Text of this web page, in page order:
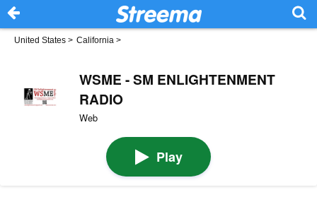
United States > California >
WSME - SM ENLIGHTENMENT
RADIO
Web
Play